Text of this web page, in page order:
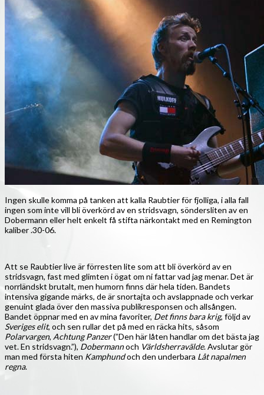
Ingen skulle komma på tanken att kalla Raubtier för fjolliga, i alla fall
ingen som inte vill bli överkörd av en stridsvagn, söndersliten av en
Dobermann eller helt enkelt få stifta närkontakt med en Remington
kaliber .30-06.
Att se Raubtier live är förresten lite som att bli överkörd av en
stridsvagn, fast med glimten i ögat om ni fattar vad jag menar. Det är
norrländskt brutalt, men humorn finns där hela tiden. Bandets
intensiva gigande märks, de är snortajta och avslappnade och verkar
genuint glada över den massiva publikresponsen och allsången.
Bandet öppnar med en av mina favoriter, Det finns bara krig, följd av
Sveriges elit, och sen rullar det på med en räcka hits, såsom
Polarvargen, Achtung Panzer(”Den här låten handlar om det bästa jag
vet. En stridsvagn.”), Dobermannoch Världsherravälde. Avslutar gör
man med första hiten Kamphundoch den underbara Låt napalmen
regna.